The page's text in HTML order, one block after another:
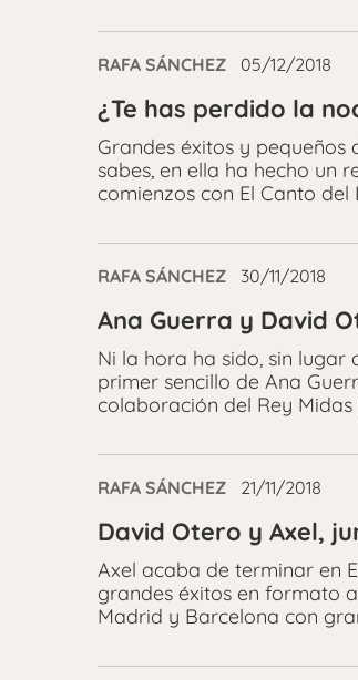
RAFA SÁNCHEZ 05/12/2018
¿Te has perdido la
Grandes éxitos y
sabes, en ella ha hecho un
comienzos con El Canto
RAFA SÁNCHEZ 30/11/2018
Ana Guerra y David
Ni la hora ha sido, sin lugar
primer sencillo de Ana
colaboración del Rey
RAFA SÁNCHEZ 21/11/2018
David Otero y Axel,
Axel acaba de terminar en
grandes éxitos en formato
Madrid y Barcelona con